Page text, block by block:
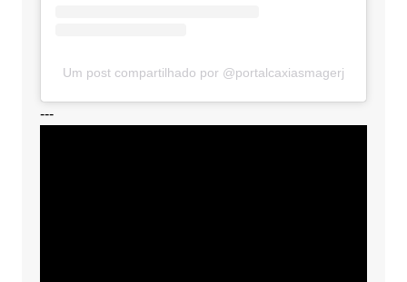
Um post compartilhado por @portalcaxiasmagerj
---